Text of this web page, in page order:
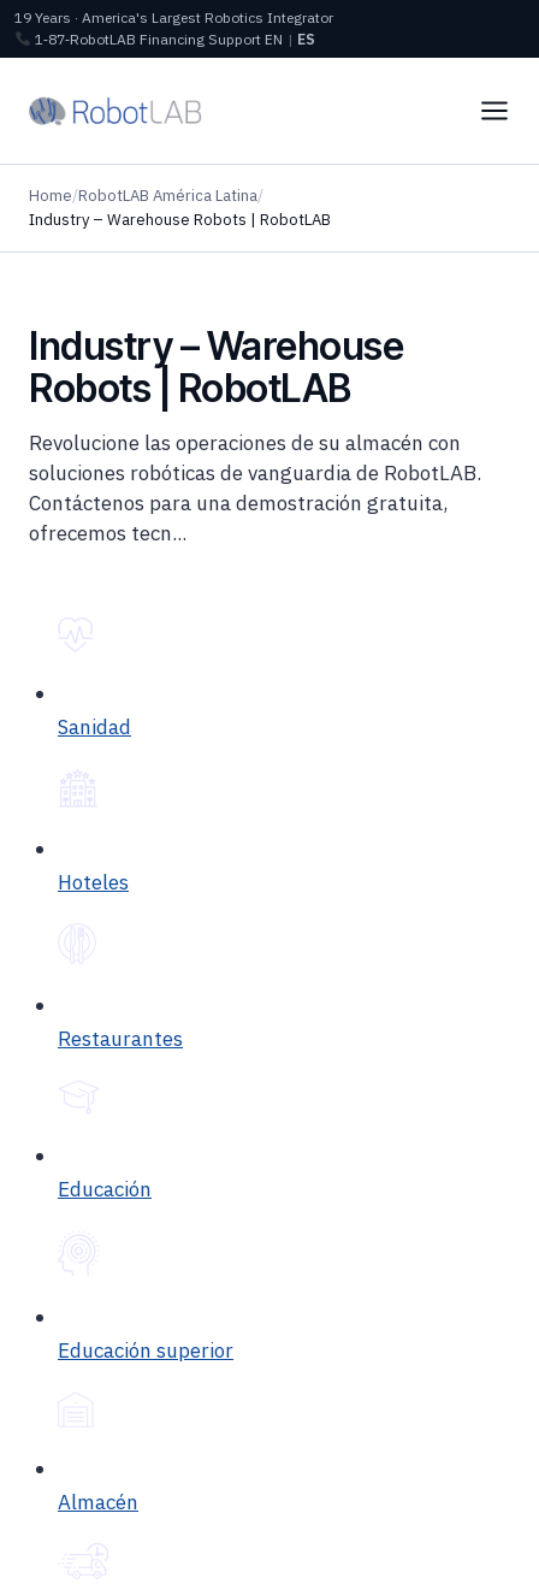
19 Years · America's Largest Robotics Integrator
1‑87‑RobotLAB Financing Support EN | ES
Home/RobotLAB América Latina/
Industry – Warehouse Robots | RobotLAB
Industry – Warehouse
Robots | RobotLAB
Revolucione las operaciones de su almacén con
soluciones robóticas de vanguardia de RobotLAB.
Contáctenos para una demostración gratuita,
ofrecemos tecn...
Sanidad
Hoteles
Restaurantes
Educación
Educación superior
Almacén